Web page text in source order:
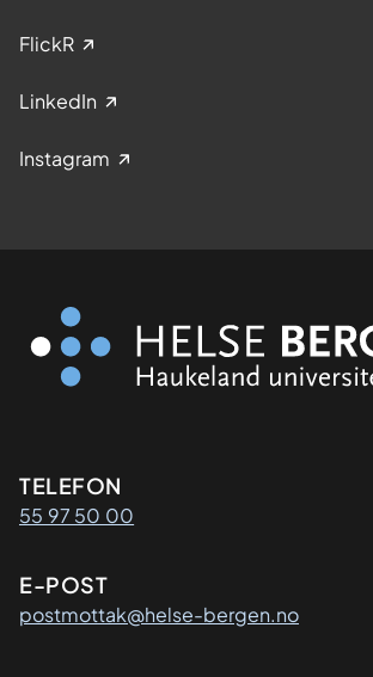
FlickR
LinkedIn
Instagram
Kontaktinformasjon
TELEFON
55 97 50 00
E-POST
postmottak@helse-bergen.no